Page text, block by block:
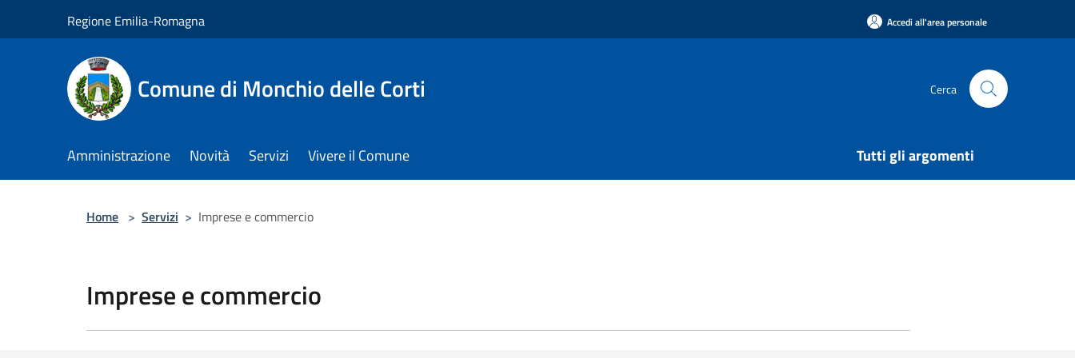
Regione Emilia-Romagna Accedi all'area personale
Comune di Monchio delle Corti Cerca
Amministrazione Novità Servizi Vivere il Comune Tutti gli argomenti
Home > Servizi > Imprese e commercio
Imprese e commercio